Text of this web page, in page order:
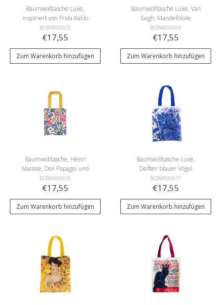
Baumwolltasche Luxe,
inspiriert von Frida Kahlo
BCBW000025
€17,55
Zum Warenkorb hinzufügen
Baumwolltasche Luxe, Van
Gogh, Mandelblüte
BCBW000009
€17,55
Zum Warenkorb hinzufügen
Baumwolltasche, Henri
Matisse, Der Papagei und
die Meerjungfrau
BCBW000036
€17,55
Zum Warenkorb hinzufügen
Baumwolltasche Luxe,
Delfter blauer Vögel
BCBW000017
€17,55
Zum Warenkorb hinzufügen